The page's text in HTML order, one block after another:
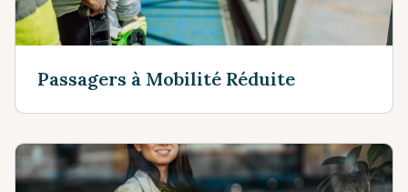
Passagers à Mobilité Réduite